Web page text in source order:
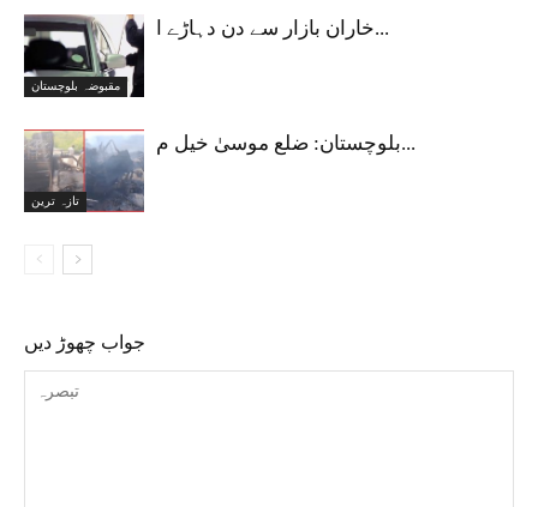
مقبوضہ بلوچستان
خاران بازار سے دن دہاڑے ا...
تازہ ترین
بلوچستان: ضلع موسیٰ خیل م...
جواب چھوڑ دیں